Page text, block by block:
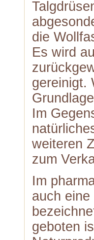
die
Es wird
gereinigt.
Im
weiteren
zum
Im
auch
geboten